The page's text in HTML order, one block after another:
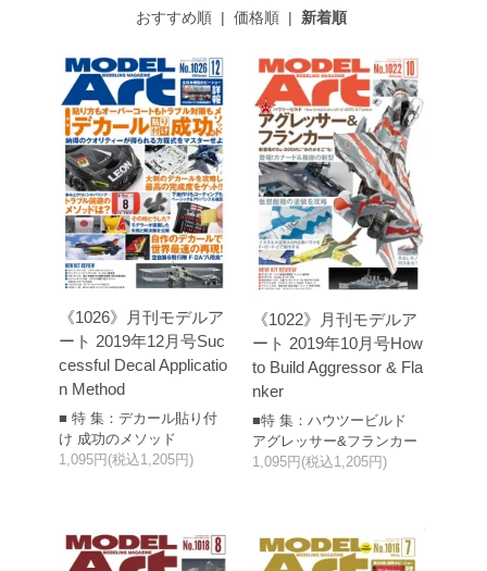
おすすめ順 |価格順 | 新着順
《1026》月刊モデルア
ート 2019年12月号Suc
cessful Decal Applicatio
n Method
■ 特 集：デカール貼り付
け 成功のメソッド
1,095円(税込1,205円)
《1022》月刊モデルア
ート 2019年10月号How
to Build Aggressor & Fla
nker
■特 集：ハウツービルド
アグレッサー&フランカー
1,095円(税込1,205円)